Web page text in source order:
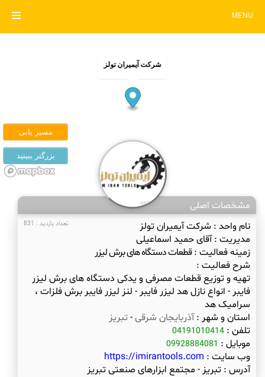
MENU
شرکت آیمیران تولز
مشخصات اصلی
تعداد بازدید : 831 نام واحد : شرکت آیمیران تولز
مدیریت :آقای حمید اسماعیلی
زمینه فعالیت :قطعات دستگاه های برش لیزر
شرح فعالیت :
تهیه و توزیع قطعات مصرفی و یدکی دستگاه های برش لیزر
فایبر - انواع نازل هد لیزر فایبر - لنز لیزر فایبر برش فلزات ،
سرامیک هد
استان و شهر :آذربایجان شرقی- تبریز
تلفن :04191010414
موبایل : 09928884081
وب سایت : https://imirantools.com
آدرس :تبریز - مجتمع ابزارهای صنعتی تبریز